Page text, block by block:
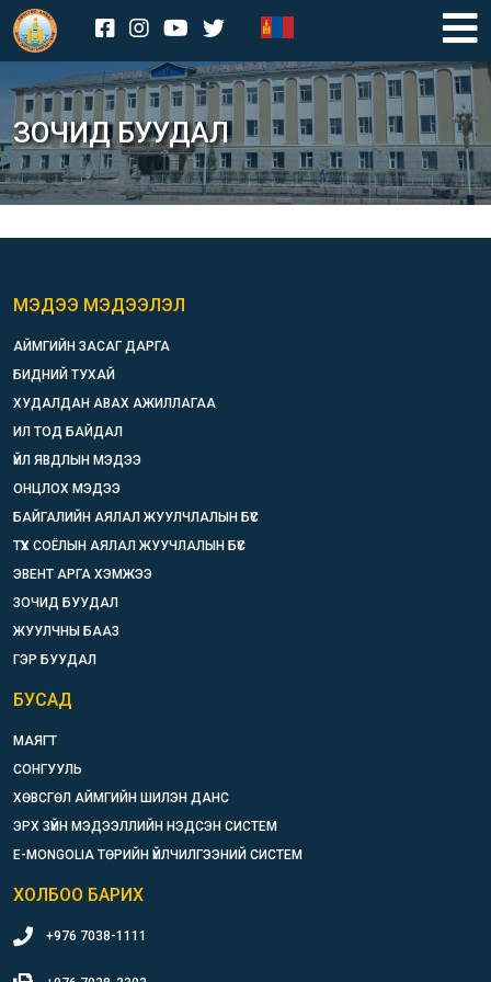
ЗОЧИД БУУДАЛ
МЭДЭЭ МЭДЭЭЛЭЛ
АЙМГИЙН ЗАСАГ ДАРГА
БИДНИЙ ТУХАЙ
ХУДАЛДАН АВАХ АЖИЛЛАГАА
ИЛ ТОД БАЙДАЛ
ҮЙЛ ЯВДЛЫН МЭДЭЭ
ОНЦЛОХ МЭДЭЭ
БАЙГАЛИЙН АЯЛАЛ ЖУУЛЧЛАЛЫН БҮС
ТҮҮХ СОЁЛЫН АЯЛАЛ ЖУУЧЛАЛЫН БҮС
ЭВЕНТ АРГА ХЭМЖЭЭ
ЗОЧИД БУУДАЛ
ЖУУЛЧНЫ БААЗ
ГЭР БУУДАЛ
БУСАД
МАЯГТ
СОНГУУЛЬ
ХӨВСГӨЛ АЙМГИЙН ШИЛЭН ДАНС
ЭРХ ЗҮЙН МЭДЭЭЛЛИЙН НЭДСЭН СИСТЕМ
E-MONGOLIA ТӨРИЙН ҮЙЛЧИЛГЭЭНИЙ СИСТЕМ
ХОЛБОО БАРИХ
+976 7038-1111